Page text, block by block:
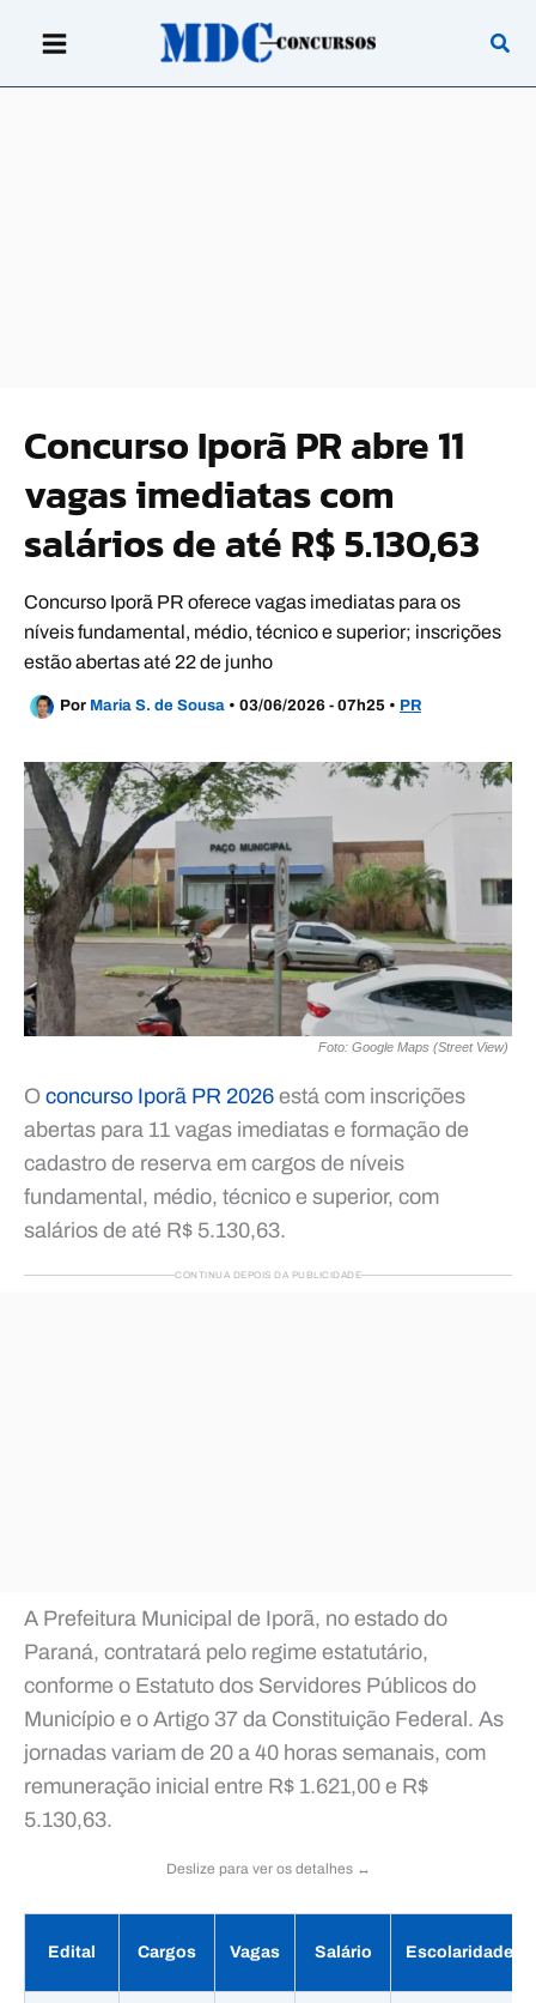
Concurso Iporã PR abre 11
vagas imediatas com
salários de até R$ 5.130,63
Concurso Iporã PR oferece vagas imediatas para os
níveis fundamental, médio, técnico e superior; inscrições
estão abertas até 22 de junho
Por Maria S. de Sousa • 03/06/2026 - 07h25 • PR
Foto: Google Maps (Street View)
O concurso Iporã PR 2026 está com inscrições
abertas para 11 vagas imediatas e formação de
cadastro de reserva em cargos de níveis
fundamental, médio, técnico e superior, com
salários de até R$ 5.130,63.
CONTINUA DEPOIS DA PUBLICIDADE
A Prefeitura Municipal de Iporã, no estado do
Paraná, contratará pelo regime estatutário,
conforme o Estatuto dos Servidores Públicos do
Município e o Artigo 37 da Constituição Federal. As
jornadas variam de 20 a 40 horas semanais, com
remuneração inicial entre R$ 1.621,00 e R$
5.130,63.
Deslize para ver os detalhes ↔️
Edital Cargos Vagas Salário Escolaridade